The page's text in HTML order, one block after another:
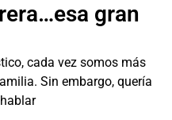
gran
cada vez somos más
Sin embargo, quería